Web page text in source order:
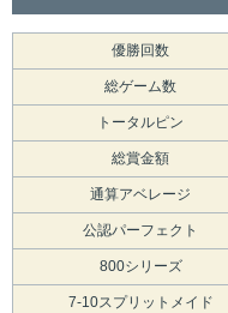
優勝回数
総ゲーム数
トータルピン
総賞金額
通算アベレージ
公認パーフェクト
800シリーズ
7-10スプリットメイド